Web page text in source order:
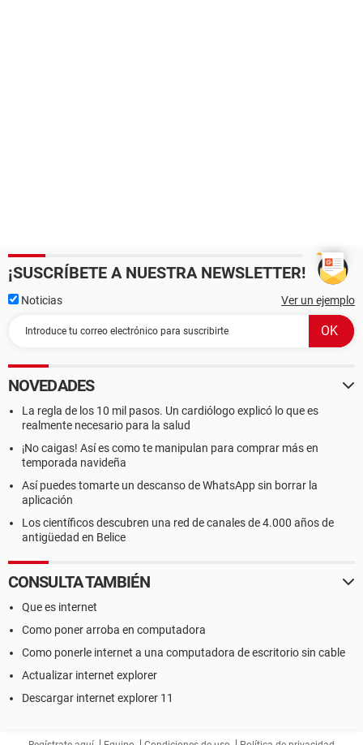
¡SUSCRÍBETE A NUESTRA NEWSLETTER!
Noticias Ver un ejemplo
NOVEDADES
La regla de los 10 mil pasos. Un cardiólogo explicó lo que es
realmente necesario para la salud
¡No caigas! Así es como te manipulan para comprar más en
temporada navideña
Así puedes tomarte un descanso de WhatsApp sin borrar la
aplicación
Los científicos descubren una red de canales de 4.000 años de
antigüedad en Belice
CONSULTA TAMBIÉN
Que es internet
Como poner arroba en computadora
Como ponerle internet a una computadora de escritorio sin cable
Actualizar internet explorer
Descargar internet explorer 11